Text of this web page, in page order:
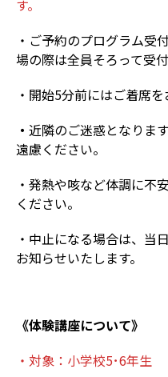
す。
・ご予約のプログラム受
場の際は全員そろって受
・開始5分前にはご着席を
・ 近隣のご迷惑となりま
遠慮ください。
・発熱や咳など体調に不
ください。
・中止になる場合は、当
お知らせいたします。
《体験講座について》
・対象：小学校5･6年生